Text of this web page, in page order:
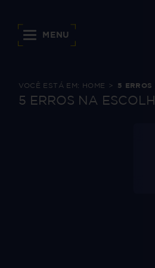
MENU
VOCÊ ESTÁ EM: HOME 5 ERROS
5 ERROS NA